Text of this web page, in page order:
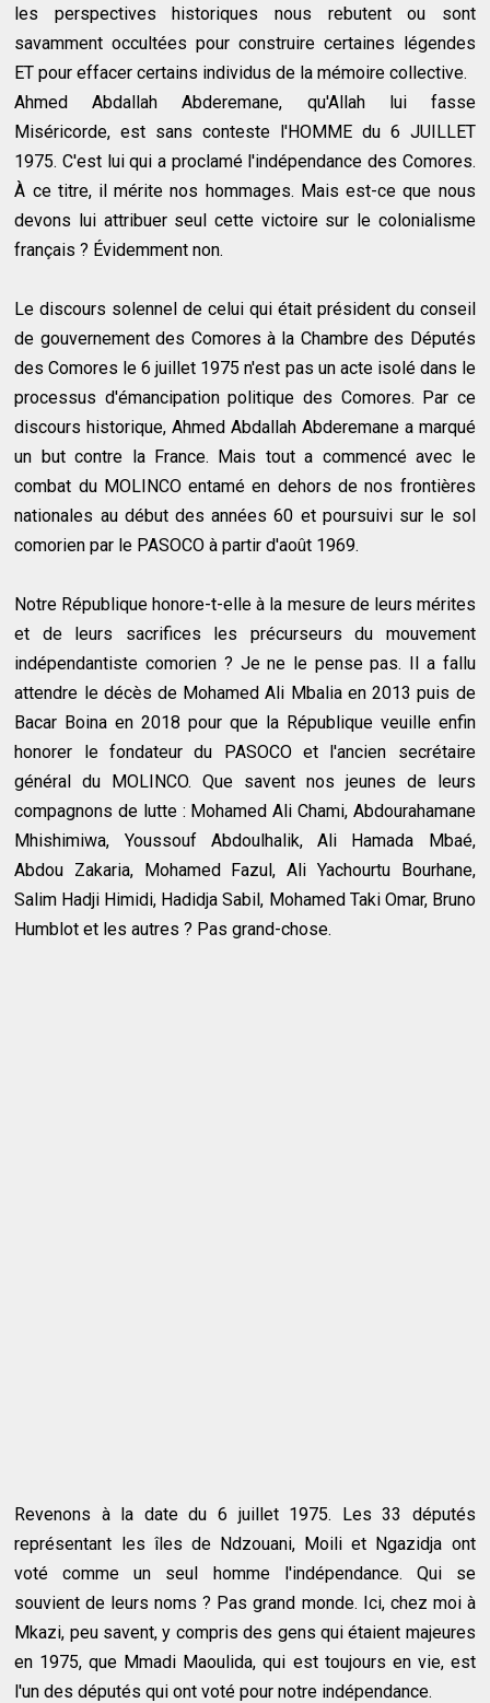
les perspectives historiques nous rebutent ou sont
savamment occultées pour construire certaines légendes
ET pour effacer certains individus de la mémoire collective.
Ahmed Abdallah Abderemane, qu'Allah lui fasse
Miséricorde, est sans conteste l'HOMME du 6 JUILLET
1975. C'est lui qui a proclamé l'indépendance des Comores.
À ce titre, il mérite nos hommages. Mais est-ce que nous
devons lui attribuer seul cette victoire sur le colonialisme
français ? Évidemment non.
Le discours solennel de celui qui était président du conseil
de gouvernement des Comores à la Chambre des Députés
des Comores le 6 juillet 1975 n'est pas un acte isolé dans le
processus d'émancipation politique des Comores. Par ce
discours historique, Ahmed Abdallah Abderemane a marqué
un but contre la France. Mais tout a commencé avec le
combat du MOLINCO entamé en dehors de nos frontières
nationales au début des années 60 et poursuivi sur le sol
comorien par le PASOCO à partir d'août 1969.
Notre République honore-t-elle à la mesure de leurs mérites
et de leurs sacrifices les précurseurs du mouvement
indépendantiste comorien ? Je ne le pense pas. Il a fallu
attendre le décès de Mohamed Ali Mbalia en 2013 puis de
Bacar Boina en 2018 pour que la République veuille enfin
honorer le fondateur du PASOCO et l'ancien secrétaire
général du MOLINCO. Que savent nos jeunes de leurs
compagnons de lutte : Mohamed Ali Chami, Abdourahamane
Mhishimiwa, Youssouf Abdoulhalik, Ali Hamada Mbaé,
Abdou Zakaria, Mohamed Fazul, Ali Yachourtu Bourhane,
Salim Hadji Himidi, Hadidja Sabil, Mohamed Taki Omar, Bruno
Humblot et les autres ? Pas grand-chose.
Revenons à la date du 6 juillet 1975. Les 33 députés
représentant les îles de Ndzouani, Moili et Ngazidja ont
voté comme un seul homme l'indépendance. Qui se
souvient de leurs noms ? Pas grand monde. Ici, chez moi à
Mkazi, peu savent, y compris des gens qui étaient majeures
en 1975, que Mmadi Maoulida, qui est toujours en vie, est
l'un des députés qui ont voté pour notre indépendance.